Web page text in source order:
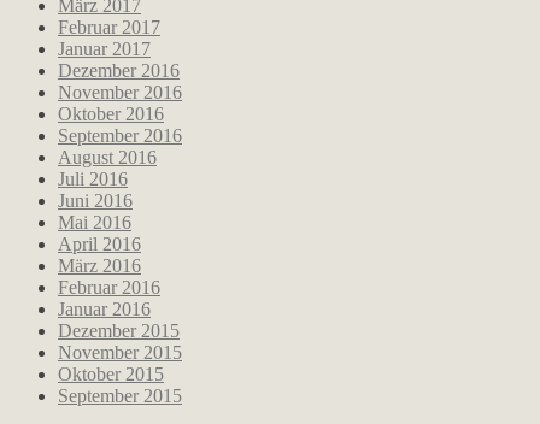
März 2017
Februar 2017
Januar 2017
Dezember 2016
November 2016
Oktober 2016
September 2016
August 2016
Juli 2016
Juni 2016
Mai 2016
April 2016
März 2016
Februar 2016
Januar 2016
Dezember 2015
November 2015
Oktober 2015
September 2015